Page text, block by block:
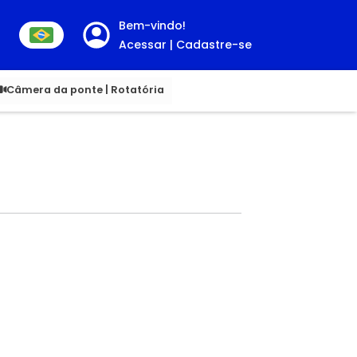
Bem-vindo!
Acessar | Cadastre-se
Câmera da ponte | Rotatória